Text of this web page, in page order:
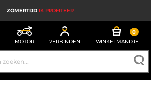
ZOMERTIJD IK PROFITEER
MOTOR VERBINDEN
0
WINKELMANDJE
HEREN